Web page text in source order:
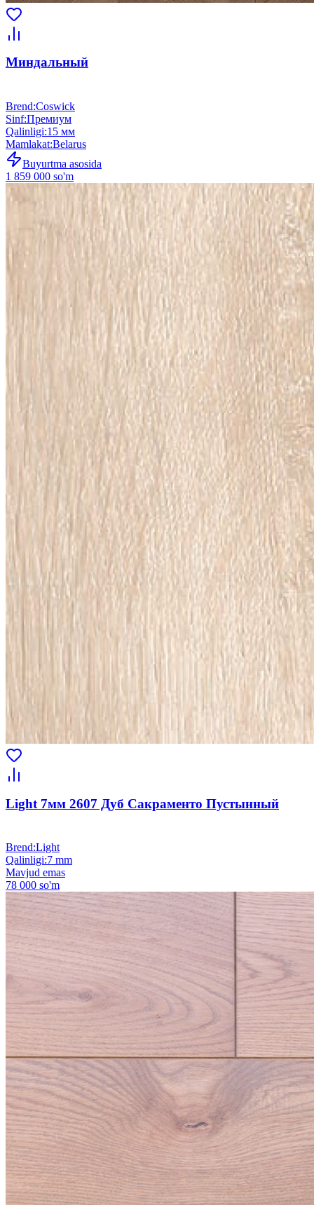
Миндальный
Brend:Coswick
Sinf:Премиум
Qalinligi:15 мм
Mamlakat:Belarus
Buyurtma asosida
1 859 000 so'm
Light 7мм 2607 Дуб Сакраменто Пустынный
Brend:Light
Qalinligi:7 mm
Mavjud emas
78 000 so'm